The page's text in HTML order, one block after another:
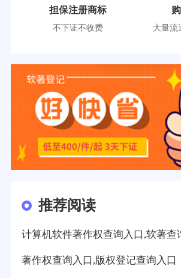
担保注册商标
不下证不收费 大量流
推荐阅读
计算机软件著作权查询入口,软著查
著作权查询入口,版权登记查询入口